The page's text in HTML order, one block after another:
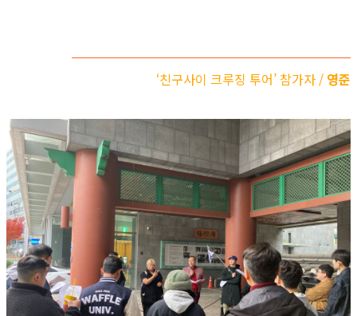
‘친구사이 크루징 투어’ 참가자 / 영준